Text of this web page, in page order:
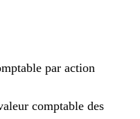
par action
comptable des